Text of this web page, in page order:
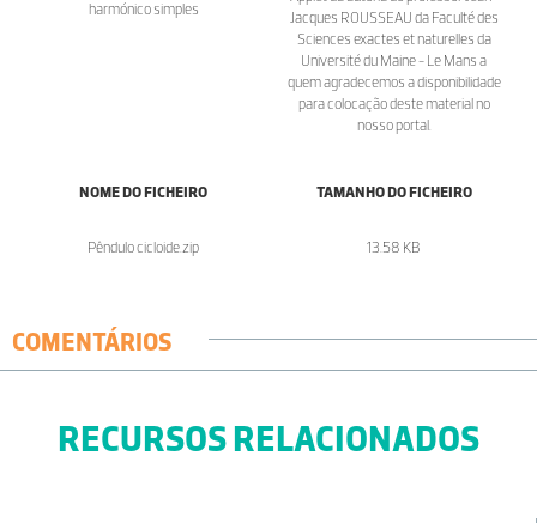
harmónico simples
Jacques ROUSSEAU da Faculté des
Sciences exactes et naturelles da
Université du Maine - Le Mans a
quem agradecemos a disponibilidade
para colocação deste material no
nosso portal.
NOME DO FICHEIRO
Pêndulo cicloide.zip
TAMANHO DO FICHEIRO
13.58 KB
COMENTÁRIOS
RECURSOS RELACIONADOS